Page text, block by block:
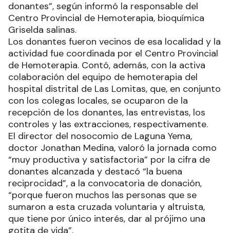
donantes”, según informó la responsable del
Centro Provincial de Hemoterapia, bioquímica
Griselda salinas.
Los donantes fueron vecinos de esa localidad y la
actividad fue coordinada por el Centro Provincial
de Hemoterapia. Contó, además, con la activa
colaboración del equipo de hemoterapia del
hospital distrital de Las Lomitas, que, en conjunto
con los colegas locales, se ocuparon de la
recepción de los donantes, las entrevistas, los
controles y las extracciones, respectivamente.
El director del nosocomio de Laguna Yema,
doctor Jonathan Medina, valoró la jornada como
“muy productiva y satisfactoria” por la cifra de
donantes alcanzada y destacó “la buena
reciprocidad”, a la convocatoria de donación,
“porque fueron muchos las personas que se
sumaron a esta cruzada voluntaria y altruista,
que tiene por único interés, dar al prójimo una
gotita de vida”.